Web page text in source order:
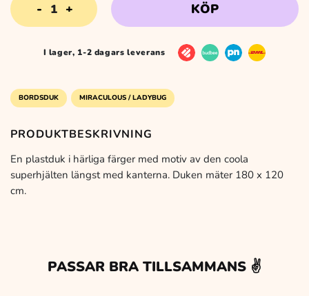
priset
var:
65 kr.
priset
är:
Miraculous
cm
KÖP
I lager, 1-2 dagars leverans
BORDSDUK MIRACULOUS / LADYBUG
PRODUKTBESKRIVNING
En plastduk i härliga färger med motiv av den coola
superhjälten längst med kanterna. Duken mäter 180 x 120
cm.
PASSAR BRA TILLSAMMANS ✌️